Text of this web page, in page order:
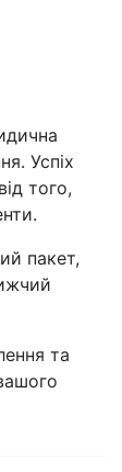
Успіх
того,
пакет,
та